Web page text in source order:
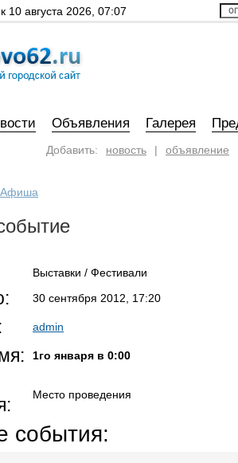
10 августа 2026, 07:07
Объявления Галерея
Добавить: новость | объявление
Афиша
Выставки / Фестивали
30 сентября 2012, 17:20
admin
1го января в 0:00
Место проведения
события: